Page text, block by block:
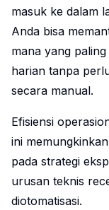
masuk ke dalam
Anda bisa
mana yang
harian tanpa
secara manual.
Efisiensi
ini
pada strategi
urusan teknis
diotomatisasi.